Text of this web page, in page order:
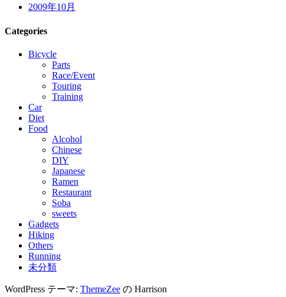
2009年10月
Categories
Bicycle
Parts
Race/Event
Touring
Training
Car
Diet
Food
Alcohol
Chinese
DIY
Japanese
Ramen
Restaurant
Soba
sweets
Gadgets
Hiking
Others
Running
未分類
WordPress テーマ: ThemeZee の Harrison